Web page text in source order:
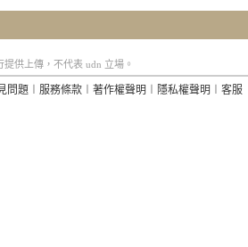
供上傳，不代表 udn 立場。
問題 服務條款 著作權聲明 隱私權聲明 客服